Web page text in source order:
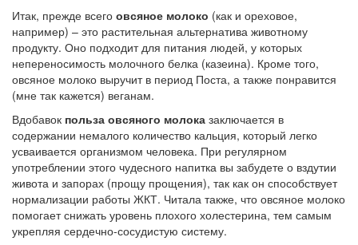
Итак, прежде всего овсяное молоко (как и ореховое,
например) – это растительная альтернатива животному
продукту. Оно подходит для питания людей, у которых
непереносимость молочного белка (казеина). Кроме того,
овсяное молоко выручит в период Поста, а также понравится
(мне так кажется) веганам.
Вдобавок польза овсяного молока заключается в
содержании немалого количество кальция, который легко
усваивается организмом человека. При регулярном
употреблении этого чудесного напитка вы забудете о вздутии
живота и запорах (прощу прощения), так как он способствует
нормализации работы ЖКТ. Читала также, что овсяное молоко
помогает снижать уровень плохого холестерина, тем самым
укрепляя сердечно-сосудистую систему.